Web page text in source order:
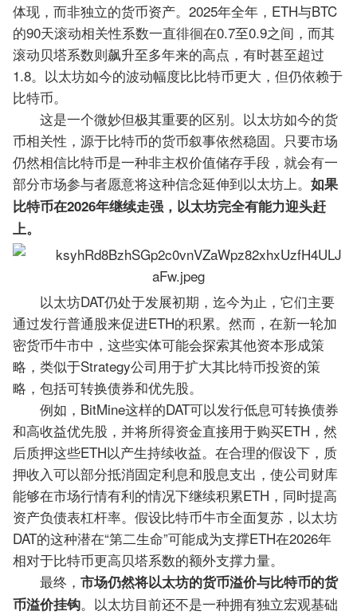
体现，而非独立的货币资产。2025年全年，ETH与BTC
的90天滚动相关性系数一直徘徊在0.7至0.9之间，而其
滚动贝塔系数则飙升至多年来的高点，有时甚至超过
1.8。以太坊如今的波动幅度比比特币更大，但仍依赖于
比特币。
这是一个微妙但极其重要的区别。以太坊如今的货
币相关性，源于比特币的货币叙事依然稳固。只要市场
仍然相信比特币是一种非主权价值储存手段，就会有一
部分市场参与者愿意将这种信念延伸到以太坊上。 如果
比特币在2026年继续走强，以太坊完全有能力迎头赶
上。
以太坊DAT仍处于发展初期，迄今为止，它们主要
通过发行普通股来促进ETH的积累。然而，在新一轮加
密货币牛市中，这些实体可能会探索其他资本形成策
略，类似于Strategy公司用于扩大其比特币投资的策
略，包括可转换债券和优先股。
例如，BitMine这样的DAT可以发行低息可转换债券
和高收益优先股，并将所得资金直接用于购买ETH，然
后质押这些ETH以产生持续收益。在合理的假设下，质
押收入可以部分抵消固定利息和股息支出，使公司财库
能够在市场行情有利的情况下继续积累ETH，同时提高
资产负债表杠杆率。假设比特币牛市全面复苏，以太坊
DAT的这种潜在“第二生命”可能成为支撑ETH在2026年
相对于比特币更高贝塔系数的额外支撑力量。
最终， 市场仍然将以太坊的货币溢价与比特币的货
币溢价挂钩。以太坊目前还不是一种拥有独立宏观基础